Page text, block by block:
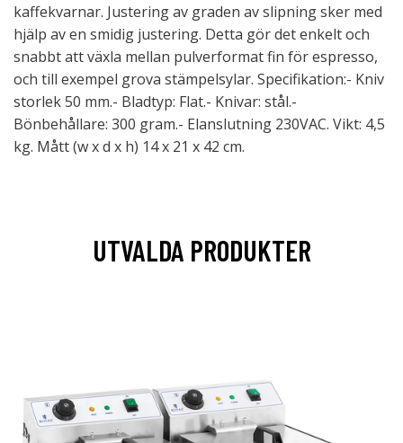
kaffekvarnar. Justering av graden av slipning sker med
hjälp av en smidig justering. Detta gör det enkelt och
snabbt att växla mellan pulverformat fin för espresso,
och till exempel grova stämpelsylar. Specifikation:- Kniv
storlek 50 mm.- Bladtyp: Flat.- Knivar: stål.-
Bönbehållare: 300 gram.- Elanslutning 230VAC. Vikt: 4,5
kg. Mått (w x d x h) 14 x 21 x 42 cm.
UTVALDA PRODUKTER